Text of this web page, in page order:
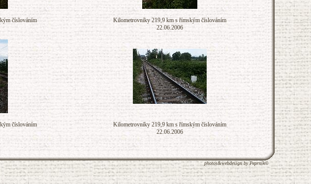
číslováním
Kilometrovníky 219,9 km s římským číslováním
22.06.2006
číslováním
Kilometrovníky 219,9 km s římským číslováním
22.06.2006
photos&webdesign by Peprník©